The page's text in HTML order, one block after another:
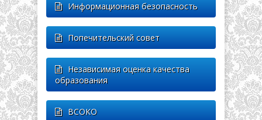
Информационная безопасность
Попечительский совет
Независимая оценка качества
образования
ВСОКО